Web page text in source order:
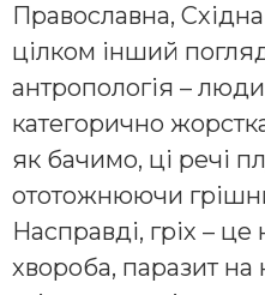
Православна,
цілком інший
антропологія –
категорично
як бачимо, ці речі
ототожнюючи
Насправді, гріх –
хвороба, паразит на